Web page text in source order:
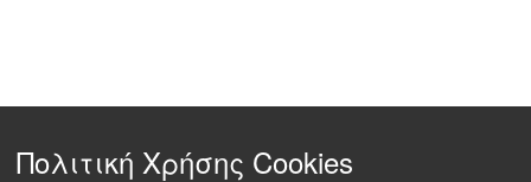
Πολιτική Χρήσης Cookies